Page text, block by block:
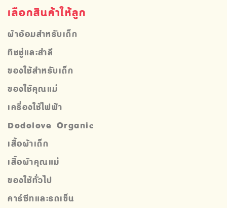
เลือกสินค้าให้ลูก
ผ้าอ้อมสำหรับเด็ก
ทิชชู่และสำลี
ของใช้สำหรับเด็ก
ของใช้คุณแม่
เครื่องใช้ไฟฟ้า
Dodolove Organic
เสื้อผ้าเด็ก
เสื้อผ้าคุณแม่
ของใช้ทั่วไป
คาร์ซีทและรถเข็น